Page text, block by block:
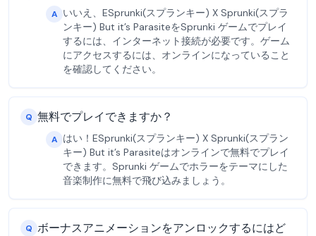
A いいえ、ESprunki(スプランキー) X Sprunki(スプラ
ンキー) But it’s ParasiteをSprunki ゲームでプレイ
するには、インターネット接続が必要です。ゲーム
にアクセスするには、オンラインになっていること
を確認してください。
Q 無料でプレイできますか？
A はい！ESprunki(スプランキー) X Sprunki(スプラン
キー) But it’s Parasiteはオンラインで無料でプレイ
できます。Sprunki ゲームでホラーをテーマにした
音楽制作に無料で飛び込みましょう。
Q ボーナスアニメーションをアンロックするにはど